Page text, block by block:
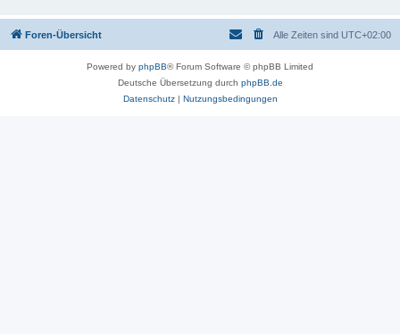
Foren-Übersicht Alle Zeiten sind UTC+02:00
Powered by phpBB® Forum Software © phpBB Limited
Deutsche Übersetzung durch phpBB.de
Datenschutz| Nutzungsbedingungen